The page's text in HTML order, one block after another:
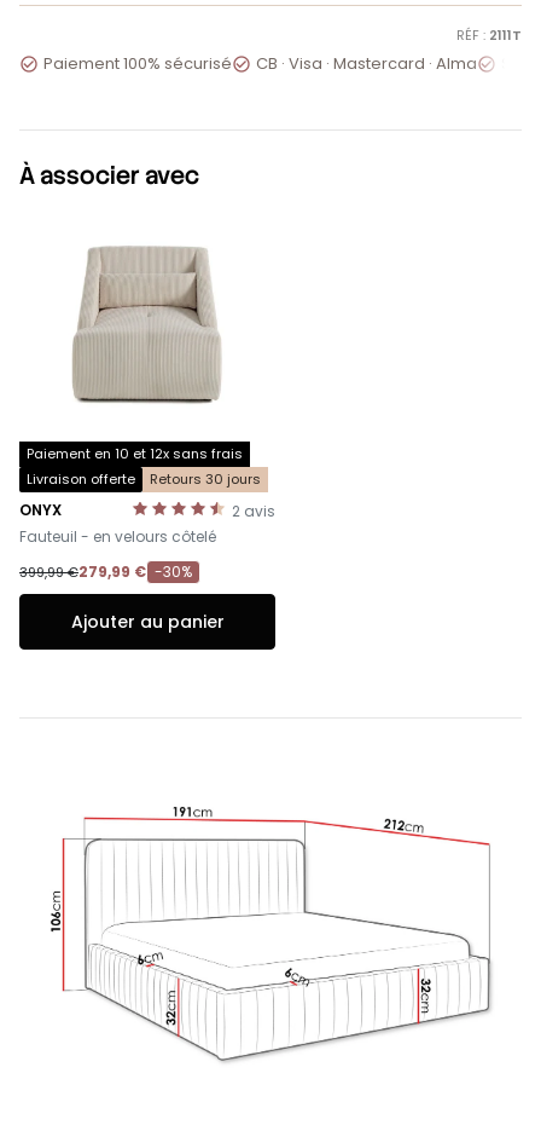
RÉF : 2111T
 Paiement 100% sécurisé CB · Visa · Mastercard · Alma
À associer avec
Paiement en 10 et 12x sans frais
Livraison offerte
Retours 30 jours
2 avis
ONYX
-
Fauteuil - en velours côtelé
399,99 €279,99 € -30%
Ajouter au panier